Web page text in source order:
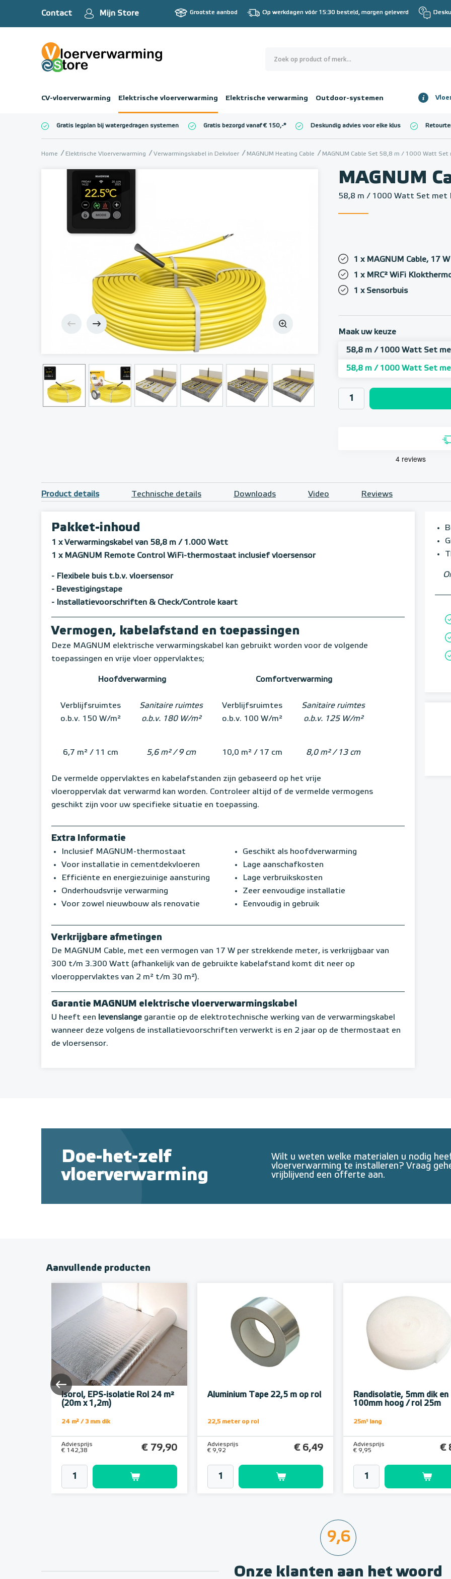
Contact Mijn Store Grootste aanbod Op werkdagen vóór 15:30 besteld, morgen geleverd
CV-vloerverwarming Elektrische vloerverwarming Elektrische verwarming Outdoor-systemen
€ 0,00
Gratis legplan bij watergedragen systemen Gratis bezorgd vanaf € 150,-* Deskundig advies voor elke klus
Home Elektrische Vloerverwarming Verwarmingskabel in Dekvloer MAGNUM Heating Cable MAGNUM Cable Set 58,8 m / 1000 Watt
MAGNUM
58,8 m / 1000 Watt Set
1 x MAGNUM Cable, 17
1 x MRC² WiFi
1 x Sensorbuis
Maak uw keuze
58,8 m / 1000 Watt Set
58,8 m / 1000 Watt Set
Product details Technische details Downloads Video Reviews
Pakket-inhoud
1 x Verwarmingskabel van 58,8 m / 1.000 Watt
1 x MAGNUM Remote Control WiFi-thermostaat inclusief vloersensor
- Flexibele buis t.b.v. vloersensor
- Bevestigingstape
- Installatievoorschriften & Check/Controle kaart
Vermogen, kabelafstand en toepassingen
Deze MAGNUM elektrische verwarmingskabel kan gebruikt worden voor de volgende
toepassingen en vrije vloer oppervlaktes;
Hoofdverwarming Comfortverwarming
Verblijfsruimtes
o.b.v. 150 W/m²
Sanitaire ruimtes
o.b.v. 180 W/m²
Verblijfsruimtes
o.b.v. 100 W/m²
Sanitaire ruimtes
o.b.v. 125 W/m²
6,7 m² / 11 cm 5,6 m² / 9 cm 10,0 m² / 17 cm 8,0 m² / 13 cm
De vermelde oppervlaktes en kabelafstanden zijn gebaseerd op het vrije
vloeroppervlak dat verwarmd kan worden. Controleer altijd of de vermelde vermogens
geschikt zijn voor uw specifieke situatie en toepassing.
Extra Informatie
Inclusief MAGNUM-thermostaat
Voor installatie in cementdekvloeren
Efficiënte en energiezuinige aansturing
Onderhoudsvrije verwarming
Voor zowel nieuwbouw als renovatie
Geschikt als hoofdverwarming
Lage aanschafkosten
Lage verbruikskosten
Zeer eenvoudige installatie
Eenvoudig in gebruik
Verkrijgbare afmetingen
De MAGNUM Cable, met een vermogen van 17 W per strekkende meter, is verkrijgbaar van
300 t/m 3.300 Watt (afhankelijk van de gebruikte kabelafstand komt dit neer op
vloeroppervlaktes van 2 m² t/m 30 m²).
Garantie MAGNUM elektrische vloerverwarmingskabel
U heeft een levenslange garantie op de elektrotechnische werking van de verwarmingskabel
wanneer deze volgens de installatievoorschriften verwerkt is en 2 jaar op de thermostaat en
de vloersensor.
Doe-het-zelf
vloerverwarming
Wilt u weten welke materialen u nodig
vloerverwarming te installeren? Vraag
vrijblijvend een offerte aan.
Aanvullende producten
Isorol, EPS-isolatie Rol 24 m²
(20m x 1,2m)
24 m² / 3 mm dik
Adviesprijs
€ 142,38
€ 79,90
Aluminium Tape 22,5 m op rol
22,5 meter op rol
Adviesprijs
€ 9,92
€ 6,49
Randisolatie, 5mm dik en
100mm hoog / rol 25m
25m¹ lang
Adviesprijs
€ 9,95
€
9,6
Onze klanten aan het woord